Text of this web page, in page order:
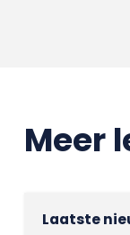
Meer
Laatste